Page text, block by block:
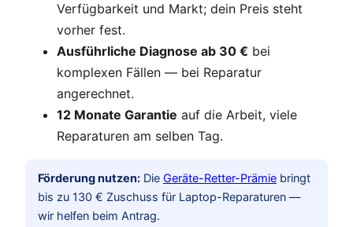
Verfügbarkeit und Markt; dein Preis steht
vorher fest.
Ausführliche Diagnose ab 30 € bei
komplexen Fällen — bei Reparatur
angerechnet.
12 Monate Garantie auf die Arbeit, viele
Reparaturen am selben Tag.
Förderung nutzen: Die Geräte-Retter-Prämie bringt
bis zu 130 € Zuschuss für Laptop-Reparaturen —
wir helfen beim Antrag.